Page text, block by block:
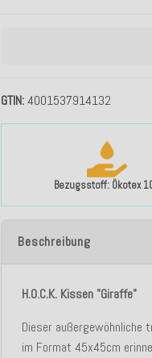
Bezugsstoff: Ökotex
GTIN 4001537914132
Beschreibung
H.O.C.K. Kissen "Giraffe"
Dieser außergewöhnliche
im Format 45x45cm